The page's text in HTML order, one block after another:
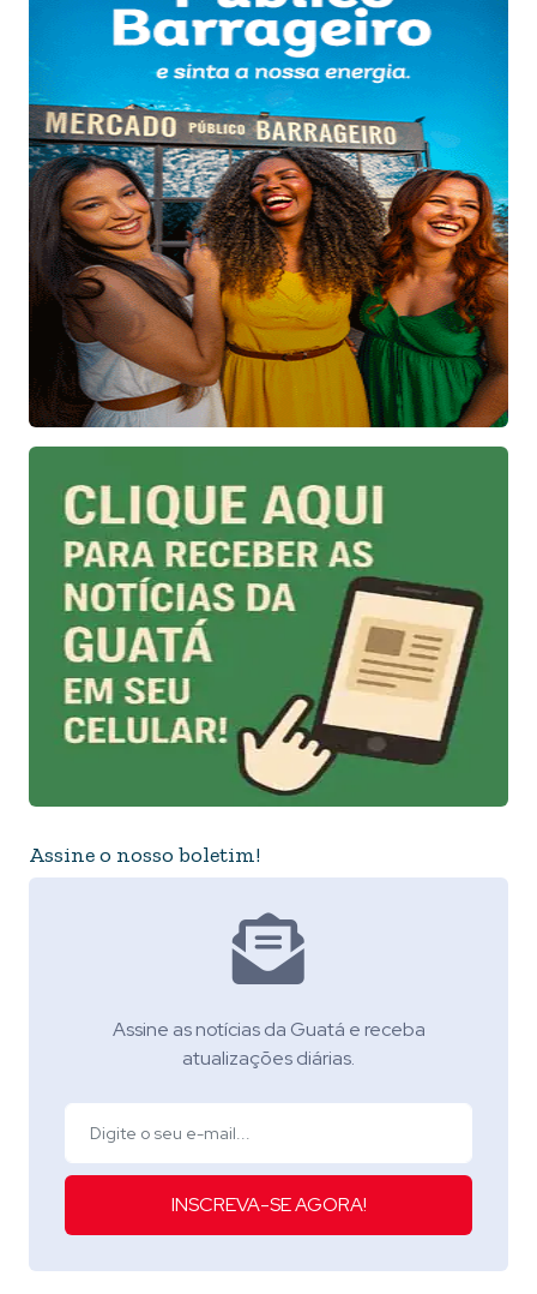
Assine o nosso boletim!
Assine as notícias da Guatá e receba
atualizações diárias.
INSCREVA-SE AGORA!